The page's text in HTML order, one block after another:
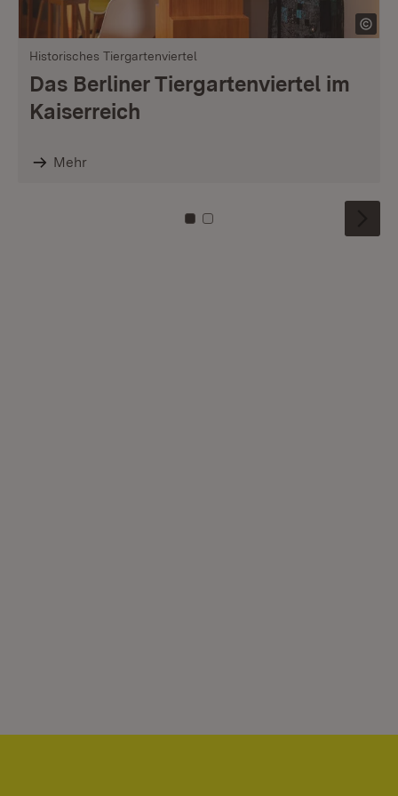
Historisches Tiergartenviertel
Das Berliner Tiergartenviertel im
Kaiserreich
Mehr
Zu Kachel: 0
Zu Kachel: 1